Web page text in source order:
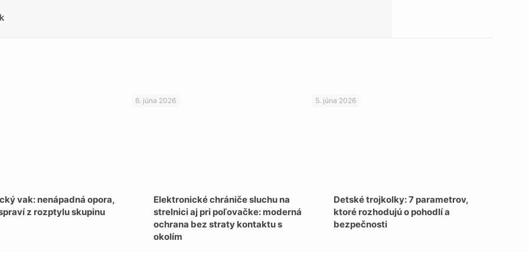
vak: nenápadná opora,
z rozptylu skupinu
6. júna 2026
Elektronické chrániče sluchu na
strelnici aj pri poľovačke: moderná
ochrana bez straty kontaktu s
okolím
5. júna 2026
Detské trojkolky: 7 parametrov,
ktoré rozhodujú o pohodlí a
bezpečnosti